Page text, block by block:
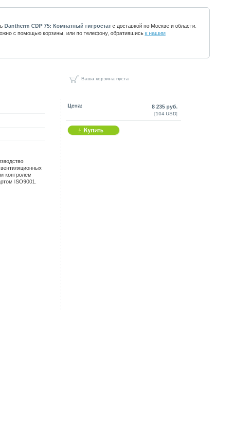
Dantherm CDP 75: Комнатный гигростатс доставкой по Москве и области.
с помощью корзины, или по телефону, обратившись к нашим
Ваша корзина пуста
контролем
ISO9001.
Цена: 8 235 руб.
[104 USD]